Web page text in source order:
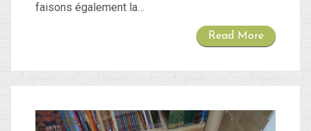
faisons également la…
Read More